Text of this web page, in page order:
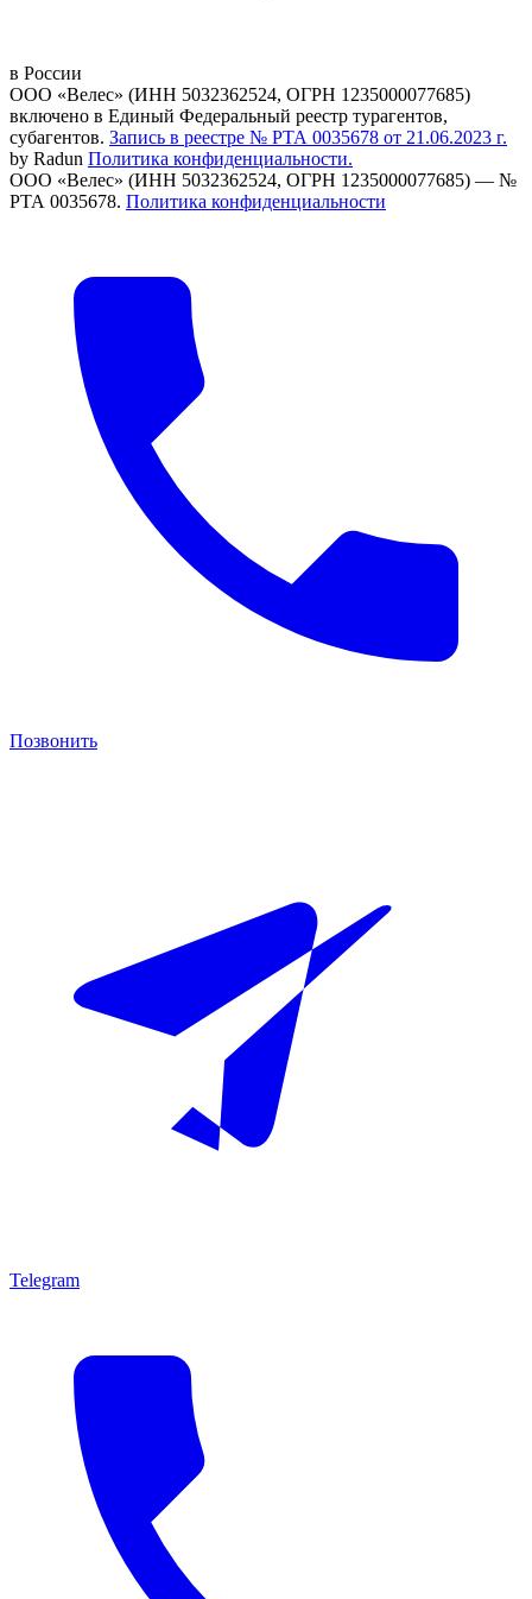
в России
ООО «Велес» (ИНН 5032362524, ОГРН 1235000077685)
включено в Единый Федеральный реестр турагентов,
субагентов. Запись в реестре № РТА 0035678 от 21.06.2023 г.
by Radun Политика конфиденциальности.
ООО «Велес» (ИНН 5032362524, ОГРН 1235000077685) — №
РТА 0035678. Политика конфиденциальности
Позвонить
Telegram